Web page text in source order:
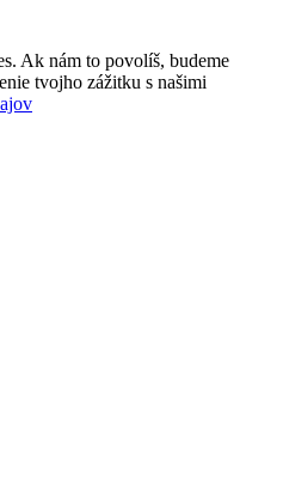
Ak nám to povolíš, budeme
tvojho zážitku s našimi